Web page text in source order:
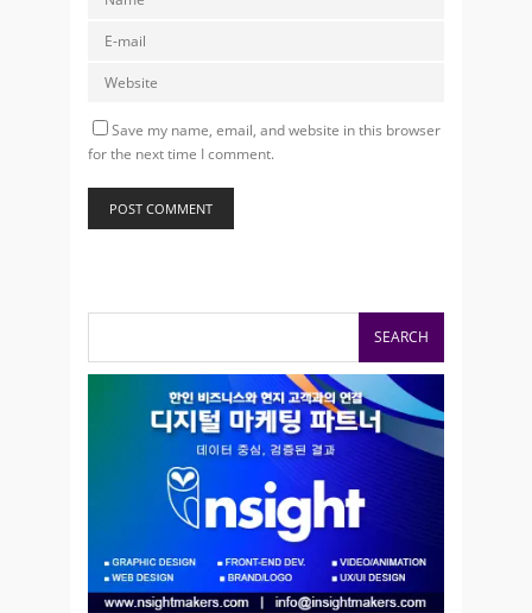
Save my name, email, and website in this browser
for the next time I comment.